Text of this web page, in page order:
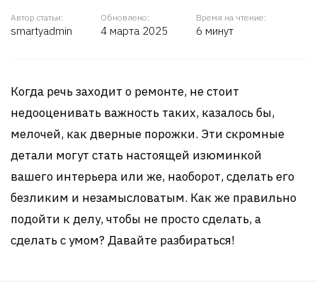
Автор статьи:
smartyadmin
Обновлено:
4 марта 2025
Время на чтение:
6 минут
Когда речь заходит о ремонте, не стоит
недооценивать важность таких, казалось бы,
мелочей, как дверные порожки. Эти скромные
детали могут стать настоящей изюминкой
вашего интерьера или же, наоборот, сделать его
безликим и незамысловатым. Как же правильно
подойти к делу, чтобы не просто сделать, а
сделать с умом? Давайте разбираться!